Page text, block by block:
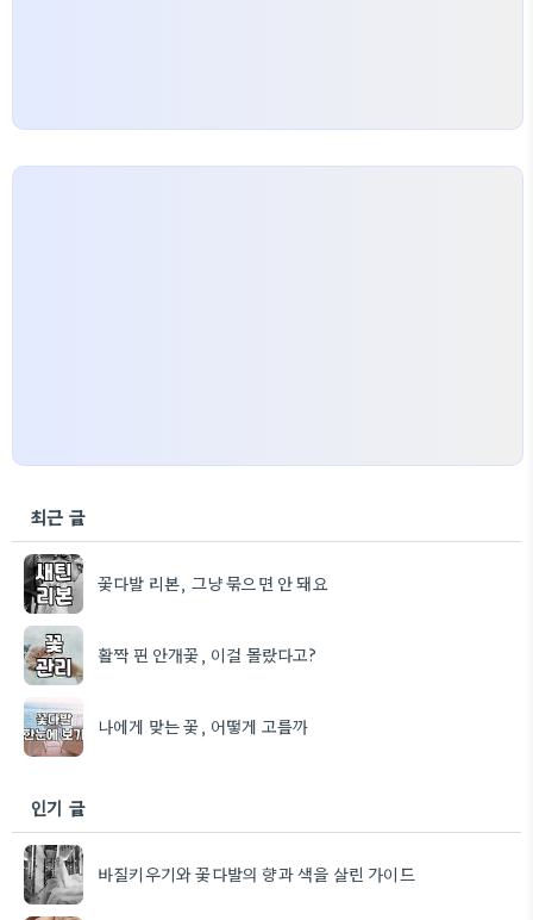
최근 글
꽃다발 리본, 그냥 묶으면 안 돼요
활짝 핀 안개꽃, 이걸 몰랐다고?
나에게 맞는 꽃, 어떻게 고를까
인기 글
바질키우기와 꽃다발의 향과 색을 살린 가이드